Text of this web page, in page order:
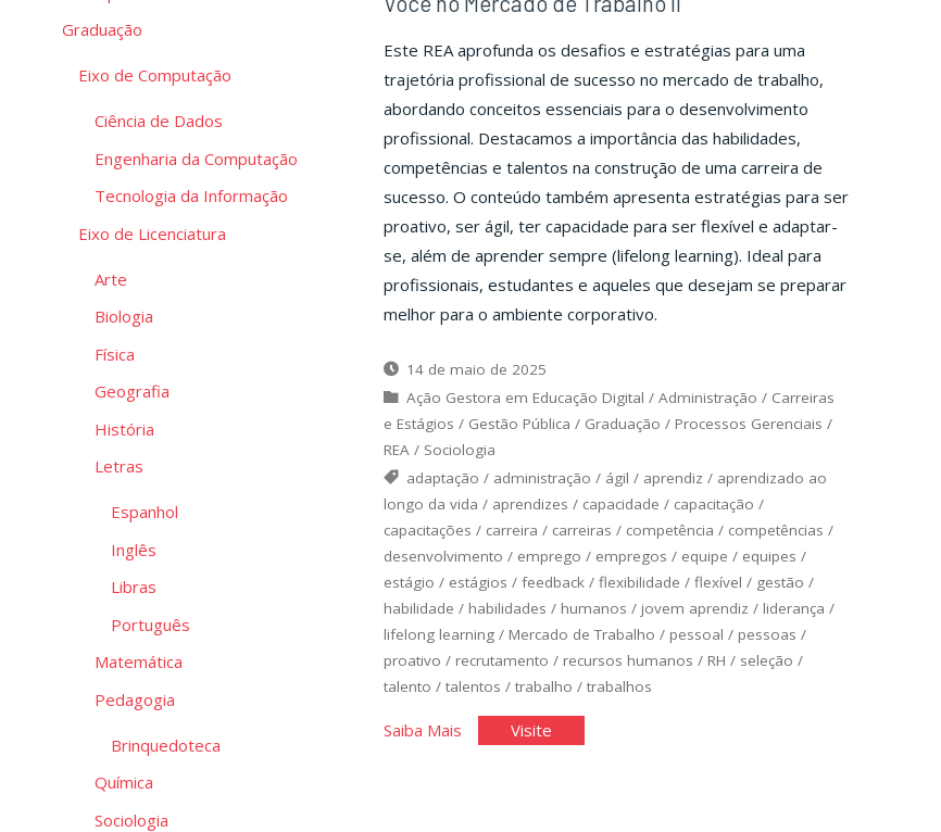
Este REA aprofunda os desafios e estratégias para uma
trajetória profissional de sucesso no mercado de trabalho,
abordando conceitos essenciais para o desenvolvimento
profissional. Destacamos a importância das habilidades,
competências e talentos na construção de uma carreira de
sucesso. O conteúdo também apresenta estratégias para ser
proativo, ser ágil, ter capacidade para ser flexível e adaptar-
se, além de aprender sempre (lifelong learning). Ideal para
profissionais, estudantes e aqueles que desejam se preparar
melhor para o ambiente corporativo.
14 de maio de 2025
Ação Gestora em Educação Digital /Administração / Carreiras
e Estágios / Gestão Pública / Graduação / Processos Gerenciais /
REA/ Sociologia
adaptação / administração / ágil / aprendiz / aprendizado ao
longo da vida / aprendizes / capacidade / capacitação /
capacitações / carreira / carreiras / competência / competências /
desenvolvimento / emprego / empregos / equipe / equipes /
estágio / estágios / feedback/ flexibilidade / flexível / gestão /
habilidade / habilidades / humanos / jovem aprendiz / liderança /
lifelong learning/ Mercado de Trabalho / pessoal / pessoas /
proativo / recrutamento / recursos humanos / RH / seleção /
talento / talentos / trabalho / trabalhos
Saiba Mais"Você
Visite"Você
Graduação
Eixo de Computação
Ciência de Dados
Engenharia da Computação
Tecnologia da Informação
Eixo de Licenciatura
Arte
Biologia
Física
Geografia
História
Letras
Espanhol
Inglês
Libras
Português
Matemática
Pedagogia
Brinquedoteca
Química
Sociologia